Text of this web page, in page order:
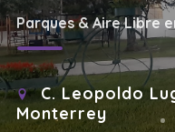
Parques & Aire Libre
C. Leopoldo
Monterrey